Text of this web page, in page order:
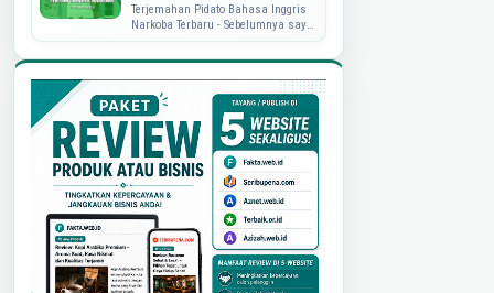
Terjemahan Pidato Bahasa Inggris
Narkoba Terbaru - Sebelumnya saya
sudah pernah publish perihal Pidato
Bahasa Inggris tentang Narkoba.